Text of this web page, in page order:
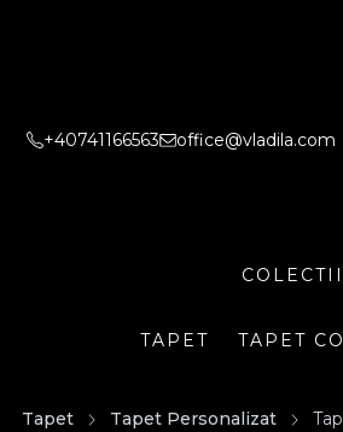
+40741166563 office@vladila.com
COLECTII
TAPET TAPET
Tapet Tapet Personalizat